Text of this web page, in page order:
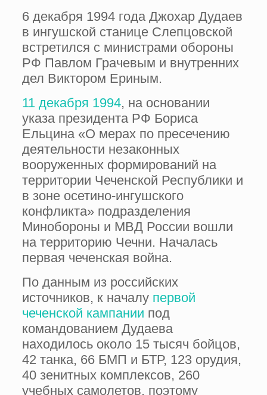
6 декабря 1994 года Джохар Дудаев
в ингушской станице Слепцовской
встретился с министрами обороны
РФ Павлом Грачевым и внутренних
дел Виктором Ериным.
11 декабря 1994, на основании
указа президента РФ Бориса
Ельцина «О мерах по пресечению
деятельности незаконных
вооруженных формирований на
территории Чеченской Республики и
в зоне осетино-ингушского
конфликта» подразделения
Минобороны и МВД России вошли
на территорию Чечни. Началась
первая чеченская война.
По данным из российских
источников, к началу первой
чеченской кампании под
командованием Дудаева
находилось около 15 тысяч бойцов,
42 танка, 66 БМП и БТР, 123 орудия,
40 зенитных комплексов, 260
учебных самолетов, поэтому